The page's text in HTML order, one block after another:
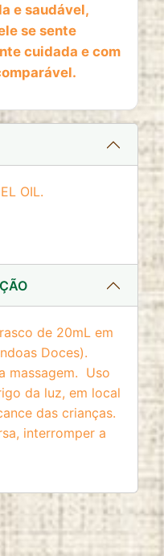
e saudável,
se sente
cuidada e com
OIL.
de 20mL em
Doces).
massagem. Uso
da luz, em local
das crianças.
interromper a